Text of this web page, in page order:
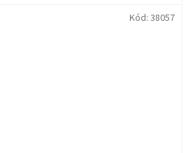
Kód: 38057